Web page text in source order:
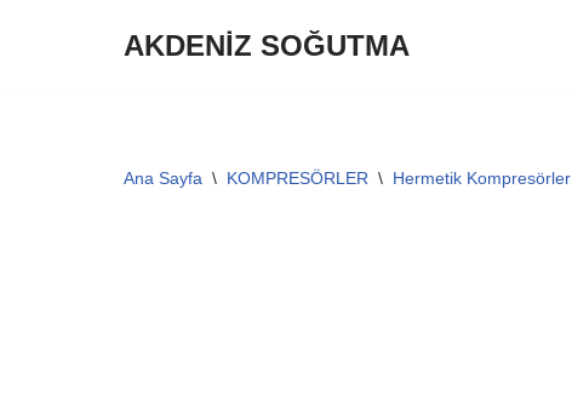
AKDENİZ SOĞUTMA
Ana Sayfa \ KOMPRESÖRLER \ Hermetik Kompresörler